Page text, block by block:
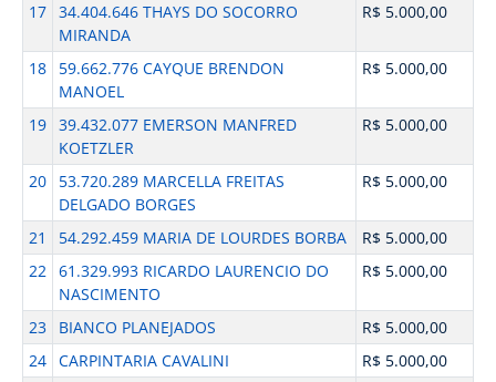
17 34.404.646 THAYS DO SOCORRO
MIRANDA
R$ 5.000,00
18
59.662.776 CAYQUE BRENDON
MANOEL
R$ 5.000,00
19 39.432.077 EMERSON MANFRED
KOETZLER
R$ 5.000,00
20
53.720.289 MARCELLA FREITAS
DELGADO BORGES
R$ 5.000,00
21 54.292.459 MARIA DE LOURDES BORBA
R$ 5.000,00
22 61.329.993 RICARDO LAURENCIO DO
NASCIMENTO
R$ 5.000,00
23 BIANCO PLANEJADOS
R$ 5.000,00
24 CARPINTARIA CAVALINI
R$ 5.000,00